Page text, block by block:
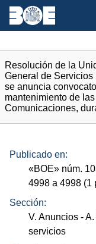
Resolución de la
General de
se anuncia
mantenimiento de
Comunicaciones,
Publicado en:
«BOE» núm.
4998 a 4998 (1
Sección:
V. Anuncios -
servicios